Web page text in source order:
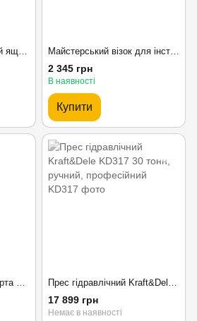
Професійний металевий ящик для інструментів Kraft&Dele KD1074 Майстерський візок для інструментів з висувним ящиком Kraft & Dele KD366
2 345 грн
В наявності
Купити
17 899 грн
Немає в наявності